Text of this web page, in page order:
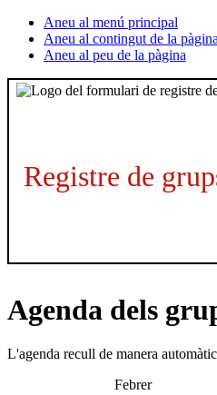
Aneu al menú principal
Aneu al contingut de la pàgina
Aneu al peu de la pàgina
Registre de
Agenda dels
L'agenda recull de manera
Febrer